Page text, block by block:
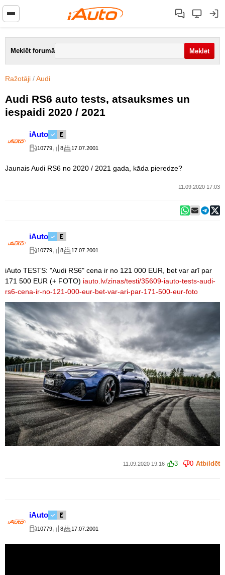
Meklēt forumā
Ražotāji /Audi
Audi RS6 auto tests, atsauksmes un
iespaidi 2020 / 2021
iAuto
10779 8 17.07.2001
Jaunais Audi RS6 no 2020 / 2021 gada, kāda pieredze?
11.09.2020 17:03
iAuto
10779 8 17.07.2001
iAuto TESTS: "Audi RS6" cena ir no 121 000 EUR, bet var arī par
171 500 EUR (+ FOTO) iauto.lv/zinas/testi/35609-iauto-tests-audi-
rs6-cena-ir-no-121-000-eur-bet-var-ari-par-171-500-eur-foto
11.09.2020 19:16 3 0 Atbildēt
iAuto
10779 8 17.07.2001